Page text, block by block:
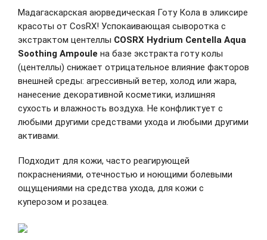
Мадагаскарская аюрведическая Готу Кола в эликсире
красоты от CosRX! Успокаивающая сыворотка с
экстрактом центеллы COSRX Hydrium Centella Aqua
Soothing Ampoule на базе экстракта готу колы
(центеллы) снижает отрицательное влияние факторов
внешней среды: агрессивный ветер, холод или жара,
нанесение декоративной косметики, излишняя
сухость и влажность воздуха. Не конфликтует с
любыми другими средствами ухода и любыми другими
активами.
Подходит для кожи, часто реагирующей
покраснениями, отечностью и ноющими болевыми
ощущениями на средства ухода, для кожи с
куперозом и розацеа.
Зарегистрироваться